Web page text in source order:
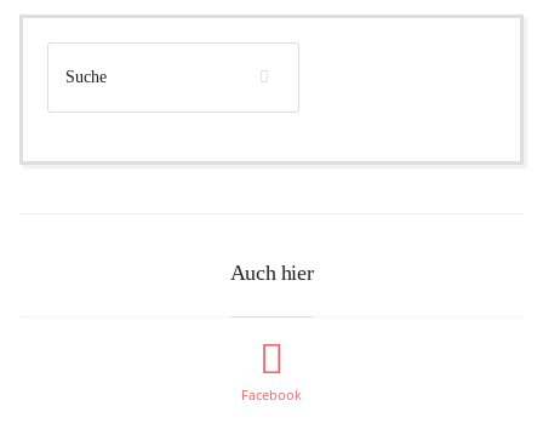
Auch hier
Facebook